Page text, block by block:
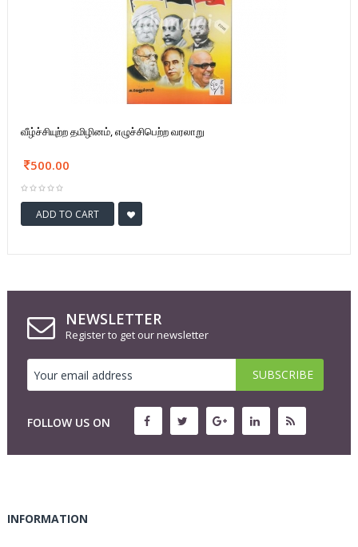
வீழ்ச்சியுற்ற தமிழினம், எழுச்சிபெற்ற வரலாறு
500.00
ADD TO CART
NEWSLETTER
Register to get our newsletter
FOLLOW US ON
INFORMATION